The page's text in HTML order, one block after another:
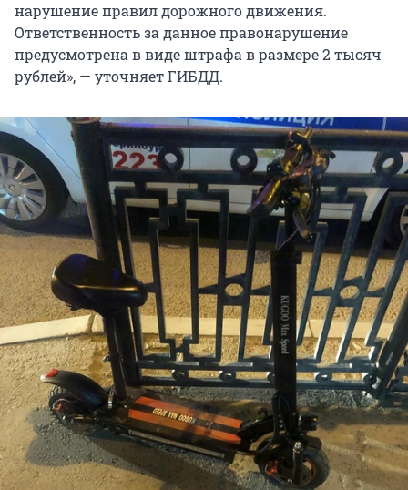
нарушение правил дорожного движения.
Ответственность за данное правонарушение
предусмотрена в виде штрафа в размере 2 тысяч
рублей», — уточняет ГИБДД.